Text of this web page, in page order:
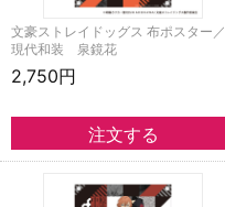
文豪ストレイドッグス 布ポスター／
現代和装 泉鏡花
2,750円